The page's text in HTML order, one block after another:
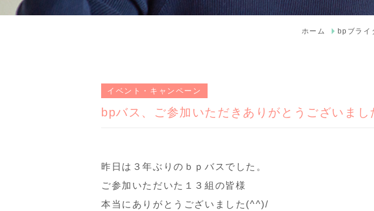
ホーム bpブライ
イベント・キャンペーン
bpバス、ご参加いただきありがとうございまし
昨日は３年ぶりのｂｐバスでした。
ご参加いただいた１３組の皆様
本当にありがとうございました(^^)/